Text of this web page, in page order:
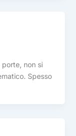
non si
Spesso